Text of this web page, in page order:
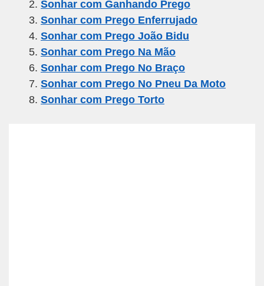
b
o
o
k
a
m
A
p
p
Sonhar com Ganhando Prego
Sonhar com Prego Enferrujado
Sonhar com Prego João Bidu
Sonhar com Prego Na Mão
Sonhar com Prego No Braço
Sonhar com Prego No Pneu Da Moto
Sonhar com Prego Torto